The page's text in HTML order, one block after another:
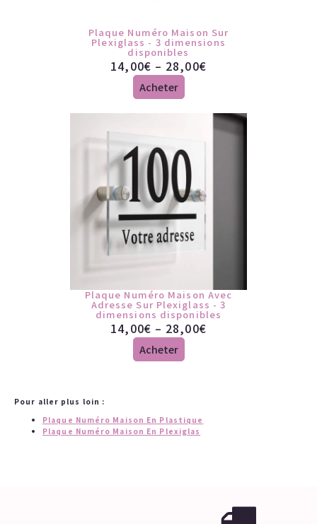
Plaque Numéro Maison Sur
Plexiglass - 3 dimensions
disponibles
14,00€ – 28,00€
Acheter
Plaque Numéro Maison Avec
Adresse Sur Plexiglass - 3
dimensions disponibles
14,00€ – 28,00€
Acheter
Pour aller plus loin :
Plaque Numéro Maison En Plastique
Plaque Numéro Maison En Plexiglas